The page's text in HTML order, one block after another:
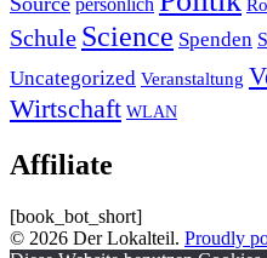
persönlich
Schule Science Spenden
Uncategorized Veranstaltung
Wirtschaft WLAN
Affiliate
[book_bot_short]
© 2026 Der Lokalteil. Proudly